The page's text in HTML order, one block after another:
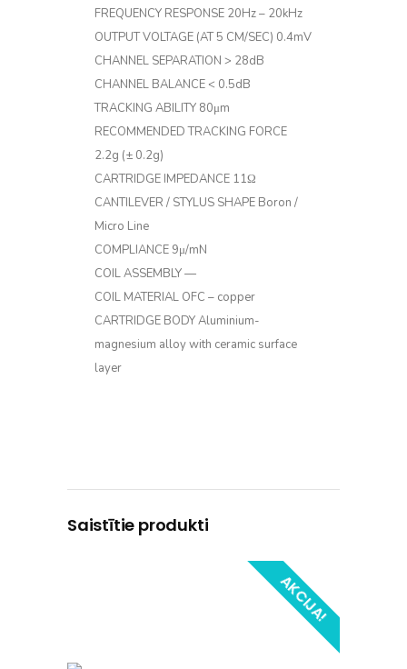
FREQUENCY RESPONSE 20Hz – 20kHz
OUTPUT VOLTAGE (AT 5 CM/SEC) 0.4mV
CHANNEL SEPARATION > 28dB
CHANNEL BALANCE < 0.5dB
TRACKING ABILITY 80μm
RECOMMENDED TRACKING FORCE
2.2g (± 0.2g)
CARTRIDGE IMPEDANCE 11Ω
CANTILEVER / STYLUS SHAPE Boron /
Micro Line
COMPLIANCE9μ/mN
COIL ASSEMBLY—
COIL MATERIAL OFC – copper
CARTRIDGE BODYAluminium-
magnesium alloy with ceramic surface
layer
Saistītie produkti
AKCIJA!